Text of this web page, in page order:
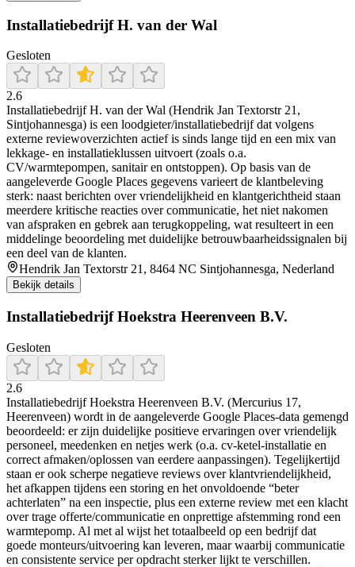
Installatiebedrijf H. van der Wal
Gesloten
2.6
Installatiebedrijf H. van der Wal (Hendrik Jan Textorstr 21,
Sintjohannesga) is een loodgieter/installatiebedrijf dat volgens
externe reviewoverzichten actief is sinds lange tijd en een mix van
lekkage- en installatieklussen uitvoert (zoals o.a.
CV/warmtepompen, sanitair en ontstoppen). Op basis van de
aangeleverde Google Places gegevens varieert de klantbeleving
sterk: naast berichten over vriendelijkheid en klantgerichtheid staan
meerdere kritische reacties over communicatie, het niet nakomen
van afspraken en gebrek aan terugkoppeling, wat resulteert in een
middelinge beoordeling met duidelijke betrouwbaarheidssignalen bij
een deel van de klanten.
Hendrik Jan Textorstr 21, 8464 NC Sintjohannesga, Nederland
Bekijk details
Installatiebedrijf Hoekstra Heerenveen B.V.
Gesloten
2.6
Installatiebedrijf Hoekstra Heerenveen B.V. (Mercurius 17,
Heerenveen) wordt in de aangeleverde Google Places-data gemengd
beoordeeld: er zijn duidelijke positieve ervaringen over vriendelijk
personeel, meedenken en netjes werk (o.a. cv-ketel-installatie en
correct afmaken/oplossen van eerdere aanpassingen). Tegelijkertijd
staan er ook scherpe negatieve reviews over klantvriendelijkheid,
het afkappen tijdens een storing en het onvoldoende “beter
achterlaten” na een inspectie, plus een externe review met een klacht
over trage offerte/communicatie en onprettige afstemming rond een
warmtepomp. Al met al wijst het totaalbeeld op een bedrijf dat
goede monteurs/uitvoering kan leveren, maar waarbij communicatie
en consistente service per opdracht sterker lijkt te verschillen.